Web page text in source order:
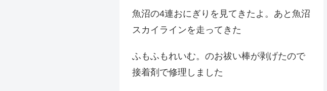
魚沼の4連おにぎりを見てきたよ。あと魚沼
スカイラインを走ってきた
ふもふもれいむ。のお祓い棒が剥げたので
接着剤で修理しました